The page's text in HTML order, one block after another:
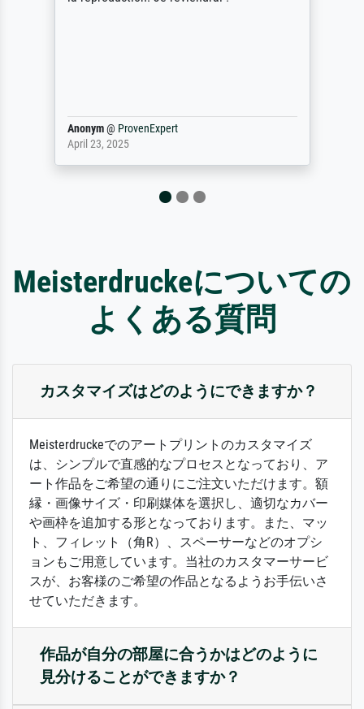
Anonym@ProvenExpert
April 23, 2025
Meisterdruckeについての
よくある質問
カスタマイズはどのようにできますか？
Meisterdruckeでのアートプリントのカスタマイズ
は、シンプルで直感的なプロセスとなっており、ア
ート作品をご希望の通りにご注文いただけます。額
縁・画像サイズ・印刷媒体を選択し、適切なカバー
や画枠を追加する形となっております。また、マッ
ト、フィレット（角R）、スペーサーなどのオプシ
ョンもご用意しています。当社のカスタマーサービ
スが、お客様のご希望の作品となるようお手伝いさ
せていただきます。
作品が自分の部屋に合うかはどのように
見分けることができますか？